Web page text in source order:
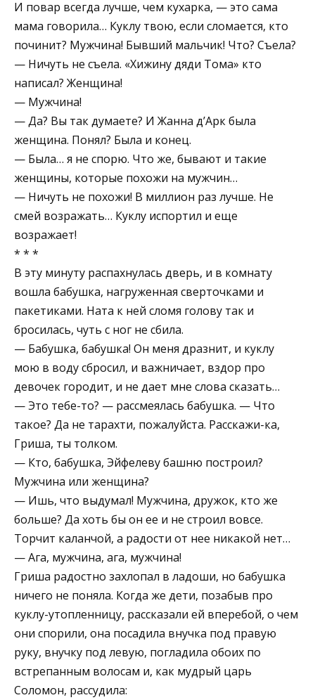
И повар всегда лучше, чем кухарка, — это сама
мама говорила… Куклу твою, если сломается, кто
починит? Мужчина! Бывший мальчик! Что? Съела?
— Ничуть не съела. «Хижину дяди Тома» кто
написал? Женщина!
— Мужчина!
— Да? Вы так думаете? И Жанна д’Арк была
женщина. Понял? Была и конец.
— Была… я не спорю. Что же, бывают и такие
женщины, которые похожи на мужчин…
— Ничуть не похожи! В миллион раз лучше. Не
смей возражать… Куклу испортил и еще
возражает!
* * *
В эту минуту распахнулась дверь, и в комнату
вошла бабушка, нагруженная сверточками и
пакетиками. Ната к ней сломя голову так и
бросилась, чуть с ног не сбила.
— Бабушка, бабушка! Он меня дразнит, и куклу
мою в воду сбросил, и важничает, вздор про
девочек городит, и не дает мне слова сказать…
— Это тебе-то? — рассмеялась бабушка. — Что
такое? Да не тарахти, пожалуйста. Расскажи-ка,
Гриша, ты толком.
— Кто, бабушка, Эйфелеву башню построил?
Мужчина или женщина?
— Ишь, что выдумал! Мужчина, дружок, кто же
больше? Да хоть бы он ее и не строил вовсе.
Торчит каланчой, а радости от нее никакой нет…
— Ага, мужчина, ага, мужчина!
Гриша радостно захлопал в ладоши, но бабушка
ничего не поняла. Когда же дети, позабыв про
куклу-утопленницу, рассказали ей вперебой, о чем
они спорили, она посадила внучка под правую
руку, внучку под левую, погладила обоих по
встрепанным волосам и, как мудрый царь
Соломон, рассудила: